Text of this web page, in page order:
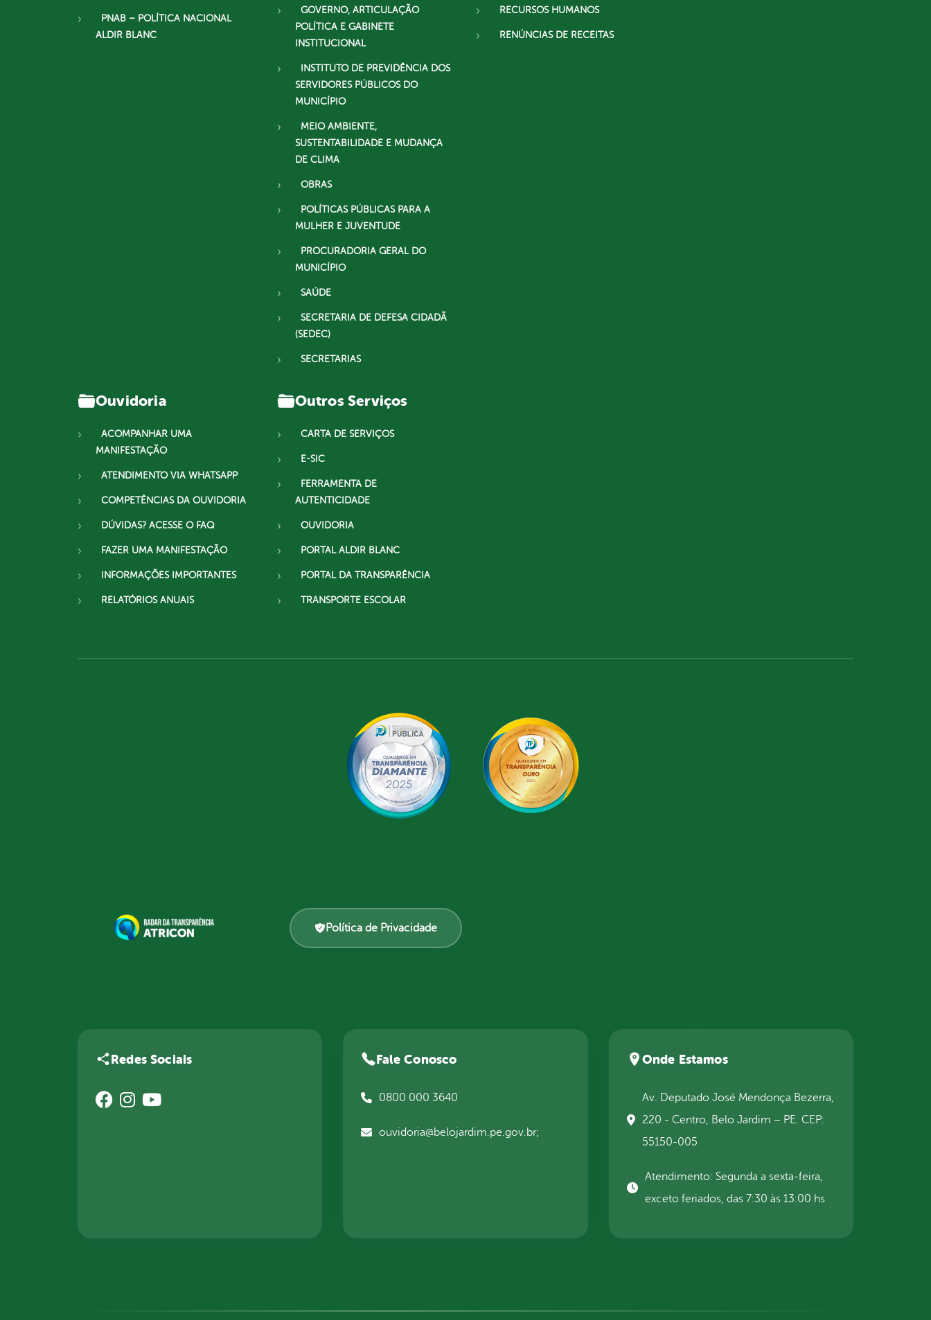
PNAB – POLÍTICA NACIONAL
ALDIR BLANC
GOVERNO, ARTICULAÇÃO
POLÍTICA E GABINETE
INSTITUCIONAL
INSTITUTO DE PREVIDÊNCIA DOS
SERVIDORES PÚBLICOS DO
MUNICÍPIO
MEIO AMBIENTE,
SUSTENTABILIDADE E MUDANÇA
DE CLIMA
OBRAS
POLÍTICAS PÚBLICAS PARA A
MULHER E JUVENTUDE
PROCURADORIA GERAL DO
MUNICÍPIO
SAÚDE
SECRETARIA DE DEFESA CIDADÃ
(SEDEC)
SECRETARIAS
RECURSOS HUMANOS
RENÚNCIAS DE RECEITAS
Ouvidoria
ACOMPANHAR UMA
MANIFESTAÇÃO
ATENDIMENTO VIA WHATSAPP
COMPETÊNCIAS DA OUVIDORIA
DÚVIDAS? ACESSE O FAQ
FAZER UMA MANIFESTAÇÃO
INFORMAÇÕES IMPORTANTES
RELATÓRIOS ANUAIS
Outros Serviços
CARTA DE SERVIÇOS
E-SIC
FERRAMENTA DE
AUTENTICIDADE
OUVIDORIA
PORTAL ALDIR BLANC
PORTAL DA TRANSPARÊNCIA
TRANSPORTE ESCOLAR
Política de Privacidade
Redes Sociais Fale Conosco
0800 000 3640
ouvidoria@belojardim.pe.gov.br;
Onde Estamos
Av. Deputado José Mendonça Bezerra,
220 - Centro, Belo Jardim – PE. CEP:
55150-005
Atendimento: Segunda a sexta-feira,
exceto feriados, das 7:30 às 13:00 hs